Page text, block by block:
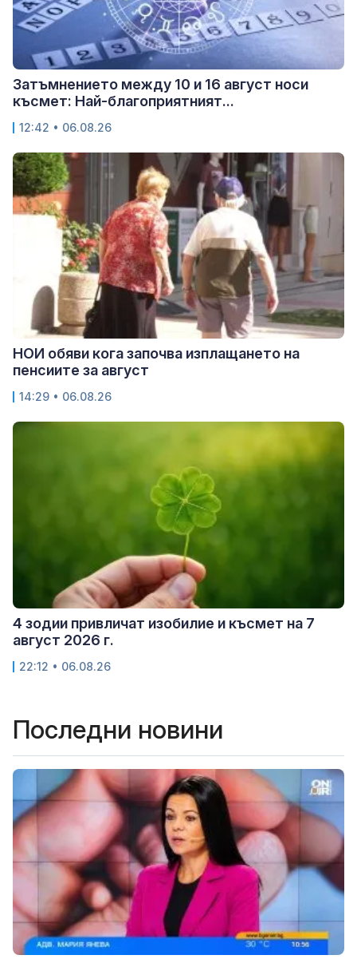
Затъмнението между 10 и 16 август носи
късмет: Най-благоприятният...
12:42 • 06.08.26
НОИ обяви кога започва изплащането на
пенсиите за август
14:29 • 06.08.26
4 зодии привличат изобилие и късмет на 7
август 2026 г.
22:12 • 06.08.26
Последни новини